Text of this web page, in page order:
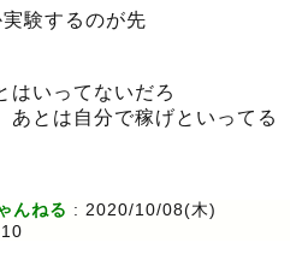
験するのが先
はいってないだろ
あとは自分で稼げといってる
んねる : 2020/10/08(木)